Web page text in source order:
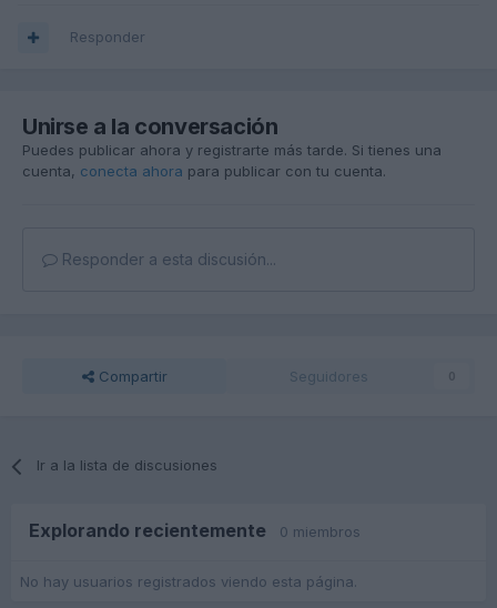
Responder
Unirse a la conversación
Puedes publicar ahora y registrarte más tarde. Si tienes una
cuenta, conecta ahora para publicar con tu cuenta.
Responder a esta discusión...
Compartir Seguidores 0
Ir a la lista de discusiones
Explorando recientemente 0 miembros
No hay usuarios registrados viendo esta página.